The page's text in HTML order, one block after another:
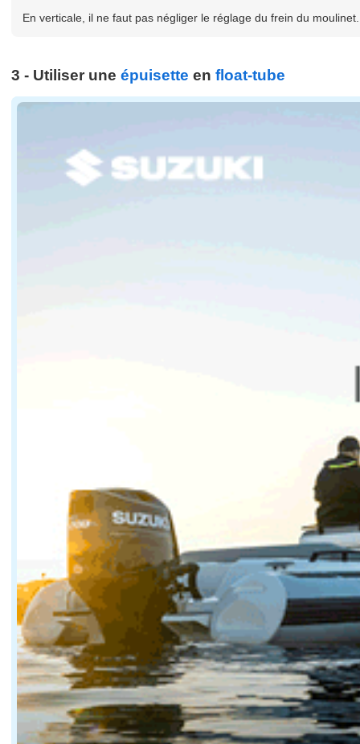
En verticale, il ne faut pas négliger le réglage du frein du moulinet.
3 - Utiliser une épuisette en float-tube